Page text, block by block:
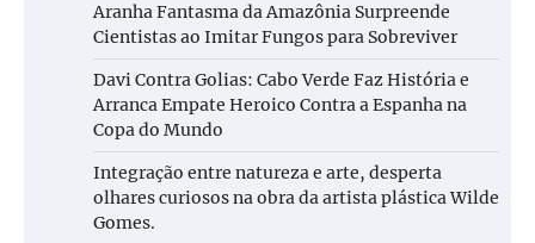
Aranha Fantasma da Amazônia Surpreende
Cientistas ao Imitar Fungos para Sobreviver
Davi Contra Golias: Cabo Verde Faz História e
Arranca Empate Heroico Contra a Espanha na
Copa do Mundo
Integração entre natureza e arte, desperta
olhares curiosos na obra da artista plástica Wilde
Gomes.